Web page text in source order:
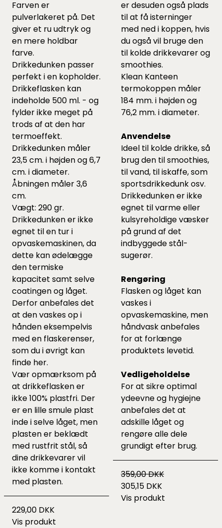
Farven er
pulverlakeret på. Det
giver et ru udtryk og
en mere holdbar
farve.
Drikkedunken passer
perfekt i en kopholder.
Drikkeflasken kan
indeholde 500 ml. - og
fylder ikke meget på
trods af at den har
termoeffekt.
Drikkedunken måler
23,5 cm. i højden og 6,7
cm. i diameter.
Åbningen måler 3,6
cm.
Vægt: 290 gr.
Drikkedunken er ikke
egnet til en tur i
opvaskemaskinen, da
dette kan ødelægge
den termiske
kapacitet samt selve
coatingen og låget.
Derfor anbefales det
at den vaskes op i
hånden eksempelvis
med en flaskerenser,
som du i øvrigt kan
finde her.
Vær opmærksom på
at drikkeflasken er
ikke 100% plastfri. Der
er en lille smule plast
inde i selve låget, men
plasten er beklædt
med rustfrit stål, så
dine drikkevarer vil
ikke komme i kontakt
med plasten.
229,00 DKK
Vis produkt
er desuden også plads
til at få isterninger
med ned i koppen, hvis
du også vil bruge den
til kolde drikkevarer og
smoothies.
Klean Kanteen
termokoppen måler
184 mm. i højden og
76,2 mm. i diameter.
Anvendelse
Ideel til kolde drikke, så
brug den til smoothies,
til vand, til iskaffe, som
sportsdrikkedunk osv.
Drikkedunken er ikke
egnet til varme eller
kulsyreholdige væsker
på grund af det
indbyggede stål-
sugerør.
Rengøring
Flasken og låget kan
vaskes i
opvaskemaskine, men
håndvask anbefales
for at forlænge
produktets levetid.
Vedligeholdelse
For at sikre optimal
ydeevne og hygiejne
anbefales det at
adskille låget og
rengøre alle dele
grundigt efter brug.​
359,00 DKK
305,15 DKK
Vis produkt